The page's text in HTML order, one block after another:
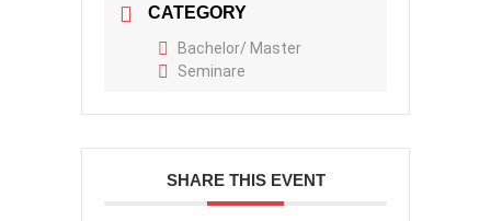
CATEGORY
Bachelor/ Master
Seminare
SHARE THIS EVENT